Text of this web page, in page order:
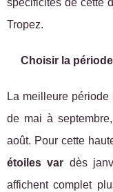
spécificités de cette
Tropez.
Choisir la
La meilleure
de mai à
août. Pour cette
étoiles var dès
affichent complet